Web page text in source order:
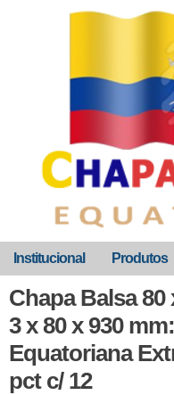
Institucional Produtos
Chapa Balsa
3 x 80 x 930
Equatoriana
pct c/ 12